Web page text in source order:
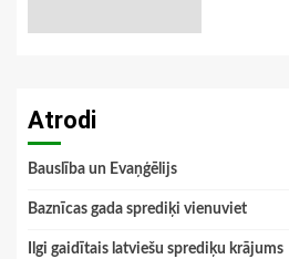
Atrodi
Bauslība un Evaņģēlijs
Baznīcas gada sprediķi vienuviet
Ilgi gaidītais latviešu sprediķu krājums